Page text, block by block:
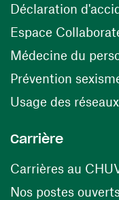
Déclaration
Espace
Médecine du
Prévention
Usage des
Carrière
Carrières au
Nos postes